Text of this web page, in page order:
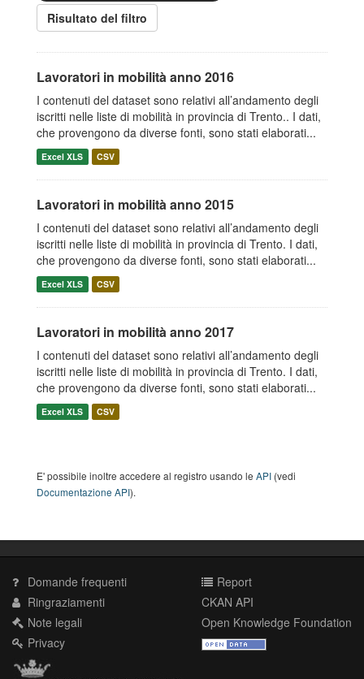
Risultato del filtro
Lavoratori in mobilità anno 2016
I contenuti del dataset sono relativi all’andamento degli
iscritti nelle liste di mobilità in provincia di Trento.. I dati,
che provengono da diverse fonti, sono stati elaborati...
Excel XLS CSV
Lavoratori in mobilità anno 2015
I contenuti del dataset sono relativi all’andamento degli
iscritti nelle liste di mobilità in provincia di Trento. I dati,
che provengono da diverse fonti, sono stati elaborati...
Excel XLS CSV
Lavoratori in mobilità anno 2017
I contenuti del dataset sono relativi all’andamento degli
iscritti nelle liste di mobilità in provincia di Trento. I dati,
che provengono da diverse fonti, sono stati elaborati...
Excel XLS CSV
E' possibile inoltre accedere al registro usando le API (vedi
Documentazione API).
Domande frequenti
Ringraziamenti
Note legali
Privacy
Report
CKAN API
Open Knowledge Foundation